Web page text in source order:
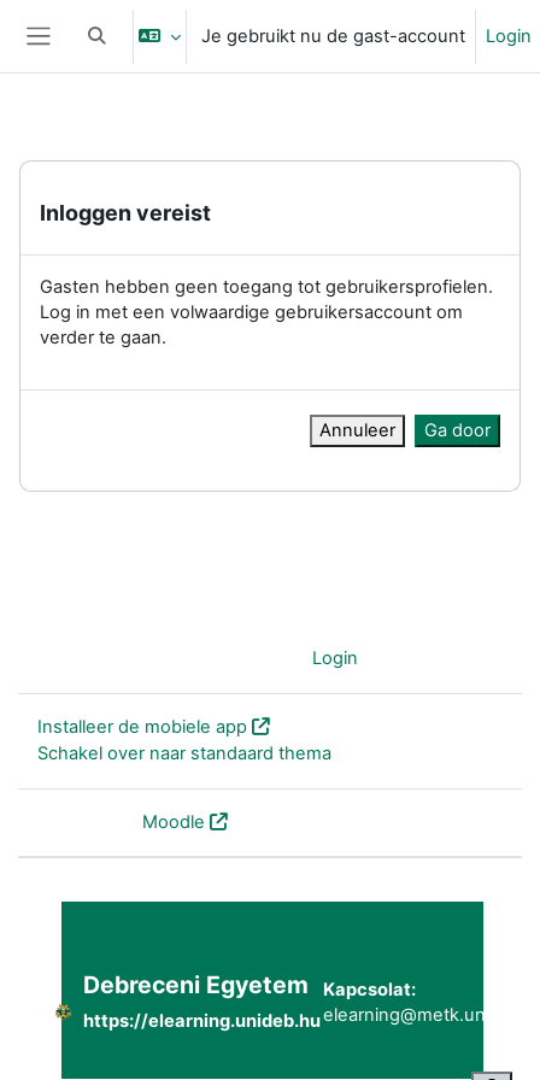
Ga naar hoofdinhoud
Schakel zoek invoerJe gebruikt nu de gast-account Login
Inloggen vereist
Gasten hebben geen toegang tot gebruikersprofielen.
Log in met een volwaardige gebruikersaccount om
verder te gaan.
Annuleer Ga door
Login
Installeer de mobiele app
Schakel over naar standaard thema
Moodle
Debreceni Egyetem
https://elearning.unideb.hu
Kapcsolat: